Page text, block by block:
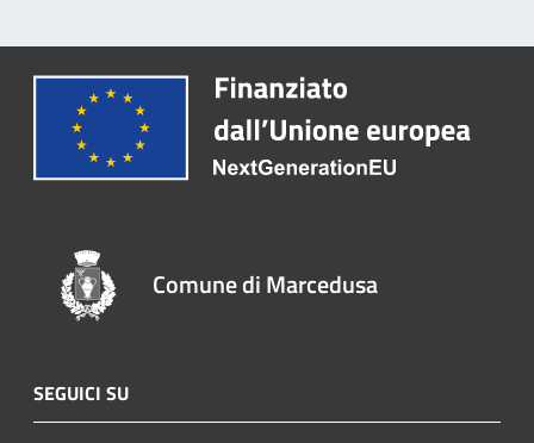
Comune di Marcedusa
SEGUICI SU